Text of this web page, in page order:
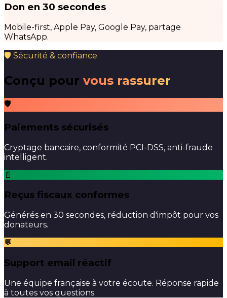
Don en 30 secondes
Mobile-first, Apple Pay, Google Pay, partage
WhatsApp.
🛡 Sécurité & confiance
Conçu pour vous rassurer
🛡
Paiements sécurisés
Cryptage bancaire, conformité PCI-DSS, anti-fraude
intelligent.
📄
Reçus fiscaux conformes
Générés en 30 secondes, réduction d'impôt pour vos
donateurs.
💬
Support email réactif
Une équipe française à votre écoute. Réponse rapide
à toutes vos questions.